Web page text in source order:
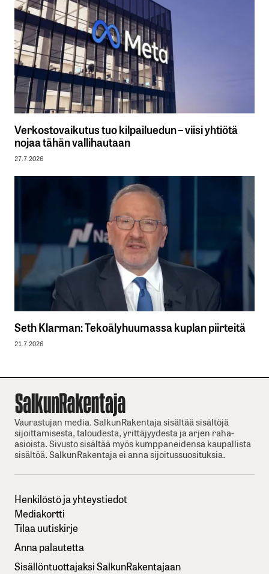
Verkostovaikutus tuo kilpailuedun – viisi yhtiötä
nojaa tähän vallihautaan
27.7.2026
Seth Klarman: Tekoälyhuumassa kuplan piirteitä
21.7.2026
Vaurastujan media. SalkunRakentaja sisältää sisältöjä
sijoittamisesta, taloudesta, yrittäjyydesta ja arjen raha-
asioista. Sivusto sisältää myös kumppaneidensa kaupallista
sisältöä. SalkunRakentaja ei anna sijoitussuosituksia.
Henkilöstö ja yhteystiedot
Mediakortti
Tilaa uutiskirje
Anna palautetta
Sisällöntuottajaksi SalkunRakentajaan